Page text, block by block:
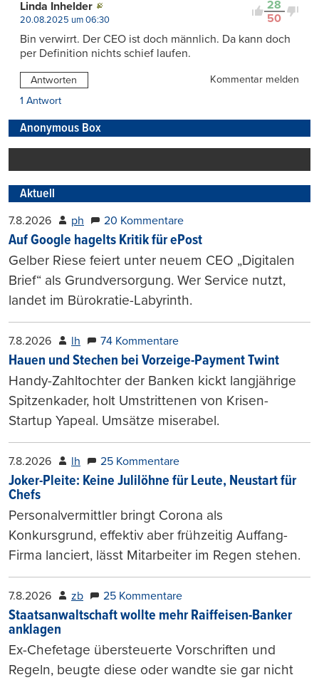
28
50
Linda Inhelder
20.08.2025 um 06:30
Bin verwirrt. Der CEO ist doch männlich. Da kann doch
per Definition nichts schief laufen.
Antworten
Kommentar melden
1 Antwort
Anonymous Box
Aktuell
7.8.2026 ph 20 Kommentare
Auf Google hagelts Kritik für ePost
Gelber Riese feiert unter neuem CEO „Digitalen
Brief“ als Grundversorgung. Wer Service nutzt,
landet im Bürokratie-Labyrinth.
7.8.2026 lh 74 Kommentare
Hauen und Stechen bei Vorzeige-Payment Twint
Handy-Zahltochter der Banken kickt langjährige
Spitzenkader, holt Umstrittenen von Krisen-
Startup Yapeal. Umsätze miserabel.
7.8.2026 lh 25 Kommentare
Joker-Pleite: Keine Julilöhne für Leute, Neustart für
Chefs
Personalvermittler bringt Corona als
Konkursgrund, effektiv aber frühzeitig Auffang-
Firma lanciert, lässt Mitarbeiter im Regen stehen.
7.8.2026 zb 25 Kommentare
Staatsanwaltschaft wollte mehr Raiffeisen-Banker
anklagen
Ex-Chefetage übersteuerte Vorschriften und
Regeln, beugte diese oder wandte sie gar nicht